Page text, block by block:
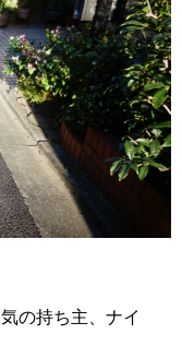
の持ち主、ナイ